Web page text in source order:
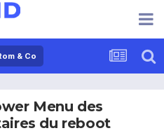
& Co
Menu des
du reboot